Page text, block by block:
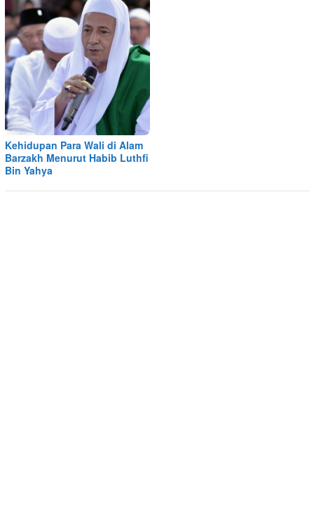
Kehidupan Para Wali di Alam
Barzakh Menurut Habib Luthfi
Bin Yahya